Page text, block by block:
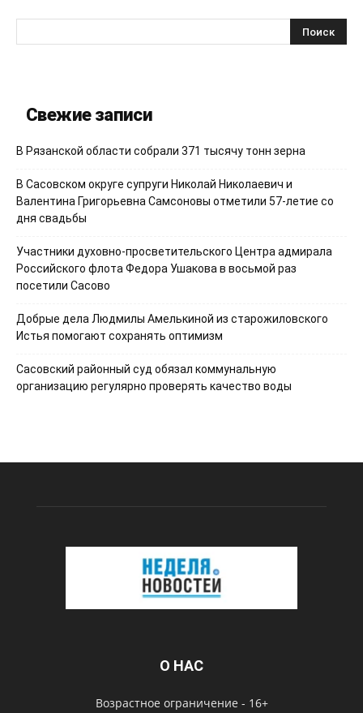
Свежие записи
В Рязанской области собрали 371 тысячу тонн зерна
В Сасовском округе супруги Николай Николаевич и
Валентина Григорьевна Самсоновы отметили 57-летие со
дня свадьбы
Участники духовно-просветительского Центра адмирала
Российского флота Федора Ушакова в восьмой раз
посетили Сасово
Добрые дела Людмилы Амелькиной из старожиловского
Истья помогают сохранять оптимизм
Сасовский районный суд обязал коммунальную
организацию регулярно проверять качество воды
О НАС
Возрастное ограничение - 16+